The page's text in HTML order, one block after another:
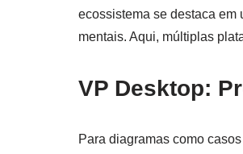
ecossistema se destaca em
mentais. Aqui, múltiplas
VP Desktop:
Para diagramas como